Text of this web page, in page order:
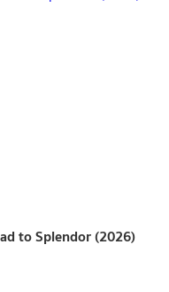
to Splendor (2026)